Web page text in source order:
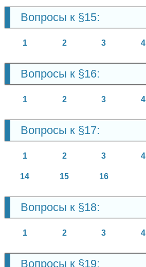
Вопросы к §15:
1 2 3 4
Вопросы к §16:
1 2 3 4
Вопросы к §17:
1 2 3 4
14 15 16
Вопросы к §18:
1 2 3 4
Вопросы к §19: